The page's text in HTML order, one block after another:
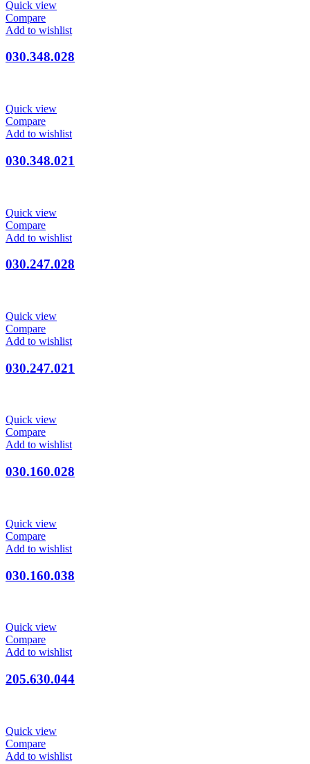
Quick view
Compare
Add to wishlist
030.348.028
Quick view
Compare
Add to wishlist
030.348.021
Quick view
Compare
Add to wishlist
030.247.028
Quick view
Compare
Add to wishlist
030.247.021
Quick view
Compare
Add to wishlist
030.160.028
Quick view
Compare
Add to wishlist
030.160.038
Quick view
Compare
Add to wishlist
205.630.044
Quick view
Compare
Add to wishlist